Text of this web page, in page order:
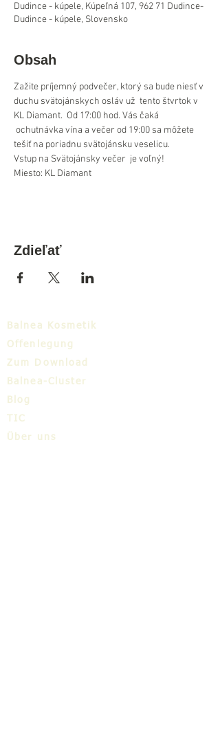
Dudince - kúpele, Kúpeľná 107, 962 71 Dudince-
Dudince - kúpele, Slovensko
Obsah
Zažite príjemný podvečer, ktorý sa bude niesť v
duchu svätojánskych osláv už  tento štvrtok v
KL Diamant.  Od 17:00 hod. Vás čaká
ochutnávka vína a večer od 19:00 sa môžete
tešiť na poriadnu svätojánsku veselicu.
Vstup na Svätojánsky večer  je voľný!
Miesto: KL Diamant
Zdieľať
Balnea Kosmetik
Offenlegung
Zum Download
Balnea-Cluster
Blog
TIC
Über uns